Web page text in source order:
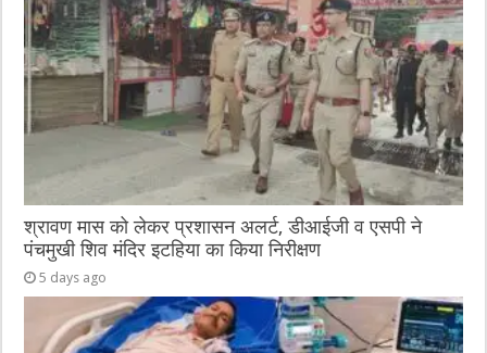
श्रावण मास को लेकर प्रशासन अलर्ट, डीआईजी व एसपी ने
पंचमुखी शिव मंदिर इटहिया का किया निरीक्षण
5 days ago